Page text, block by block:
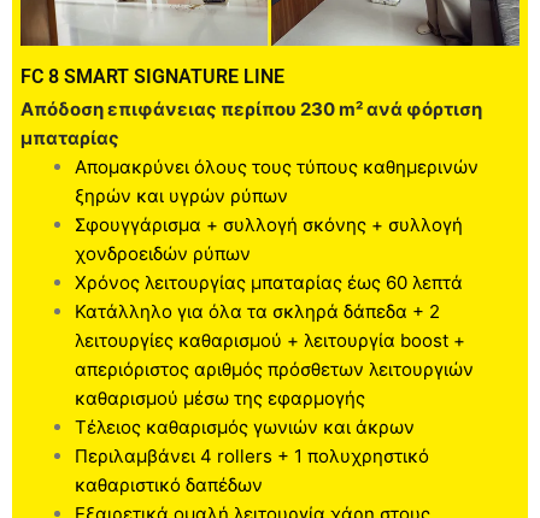
FC 8 SMART SIGNATURE LINE
Απόδοση επιφάνειας περίπου 230 m² ανά φόρτιση
μπαταρίας
Απομακρύνει όλους τους τύπους καθημερινών
ξηρών και υγρών ρύπων
Σφουγγάρισμα + συλλογή σκόνης + συλλογή
χονδροειδών ρύπων
Χρόνος λειτουργίας μπαταρίας έως 60 λεπτά
Κατάλληλο για όλα τα σκληρά δάπεδα + 2
λειτουργίες καθαρισμού + λειτουργία boost +
απεριόριστος αριθμός πρόσθετων λειτουργιών
καθαρισμού μέσω της εφαρμογής
Τέλειος καθαρισμός γωνιών και άκρων
Περιλαμβάνει 4 rollers + 1 πολυχρηστικό
καθαριστικό δαπέδων